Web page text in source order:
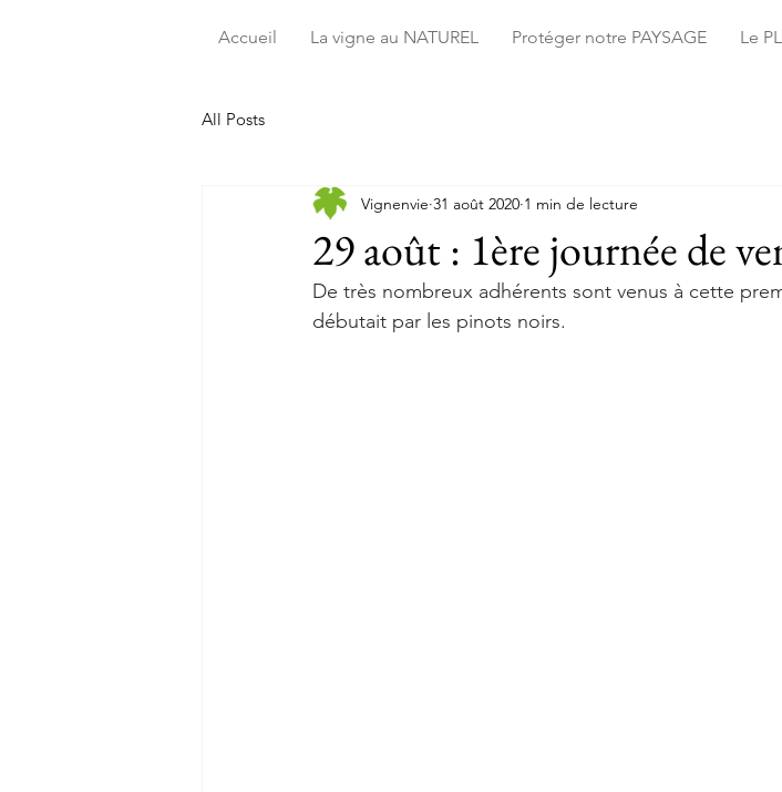
Accueil La vigne au NATUREL Protéger notre PAYSAGE Le
All Posts
29 août : 1ère journée de
Vignenvie 31 août 2020 1 min de lecture
De très nombreux adhérents sont venus à cette
débutait par les pinots noirs.